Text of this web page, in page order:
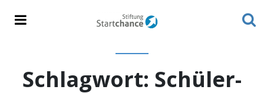
Schlagwort: Schüler-